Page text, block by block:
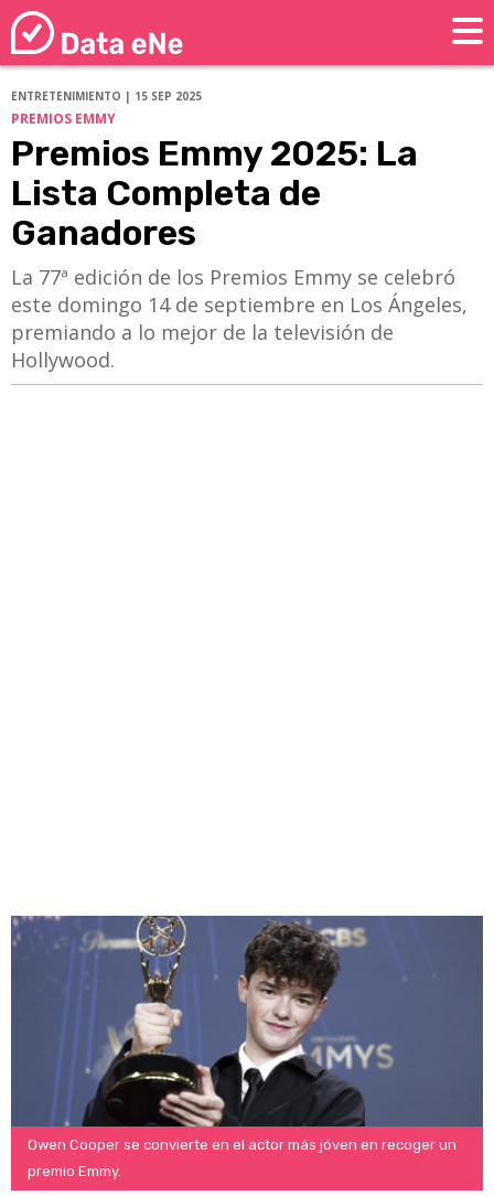
ENTRETENIMIENTO | 15 SEP 2025
PREMIOS EMMY
Premios Emmy 2025: La
Lista Completa de
Ganadores
La 77ª edición de los Premios Emmy se celebró
este domingo 14 de septiembre en Los Ángeles,
premiando a lo mejor de la televisión de
Hollywood.
Owen Cooper se convierte en el actor más jóven en recoger un
premio Emmy.